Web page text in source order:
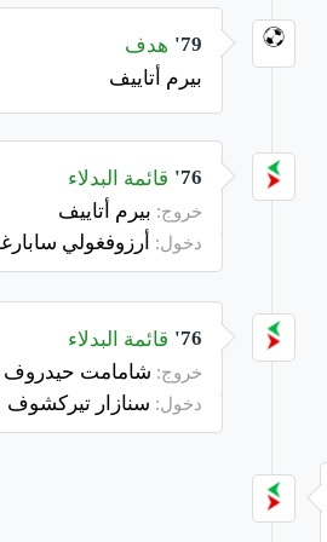
79'
هدف
بيرم أتاييف
76' قائمة البدلاء
خروج: بيرم أتاييف
دخول: أرزوفغولي
76' قائمة البدلاء
خروج: شامامت حيدروف
دخول: سنازار تيركشوف